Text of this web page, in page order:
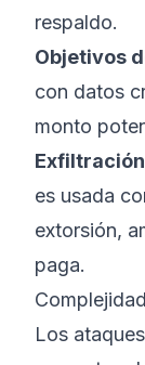
respaldo.
Objetivos
con datos
monto
es usada
extorsión,
paga.
Los